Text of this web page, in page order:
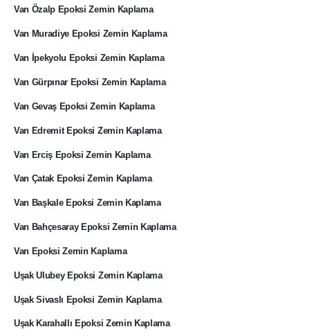
Van Özalp Epoksi Zemin Kaplama
Van Muradiye Epoksi Zemin Kaplama
Van İpekyolu Epoksi Zemin Kaplama
Van Gürpınar Epoksi Zemin Kaplama
Van Gevaş Epoksi Zemin Kaplama
Van Edremit Epoksi Zemin Kaplama
Van Erciş Epoksi Zemin Kaplama
Van Çatak Epoksi Zemin Kaplama
Van Başkale Epoksi Zemin Kaplama
Van Bahçesaray Epoksi Zemin Kaplama
Van Epoksi Zemin Kaplama
Uşak Ulubey Epoksi Zemin Kaplama
Uşak Sivaslı Epoksi Zemin Kaplama
Uşak Karahallı Epoksi Zemin Kaplama